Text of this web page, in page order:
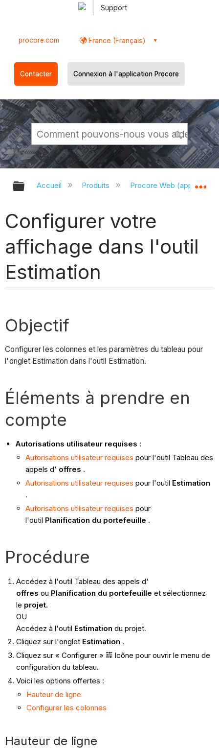
Support
procore.com France (Français)
Contacter Connexion à l'application Procore
Développer/réduire la hiérarchie
Accueil Produits Procore Web
Configurer votre
affichage dans l'outil
Estimation
Objectif
Configurer les colonnes et les paramètres du tableau pour
l'onglet Estimation dans l'outil Estimation.
Éléments à prendre en
compte
Autorisations utilisateur requises :
Autorisations utilisateur requises pour l'outil Tableau des
appels d' offres .
Autorisations utilisateur requises pour l'outil Estimation
.
Autorisations utilisateur requises pour
l'outil Planification du portefeuille .
Procédure
Accédez à l'outil Tableau des appels d'
offres ou Planification du portefeuille et sélectionnez
le projet.
OU
Accédez à l'outil Estimation du projet.
Cliquez sur l'onglet Estimation .
Cliquez sur « Configurer »
Icône pour ouvrir le menu de
configuration du tableau.
Voici les options offertes :
Hauteur de ligne
Configurer les colonnes
Hauteur de ligne